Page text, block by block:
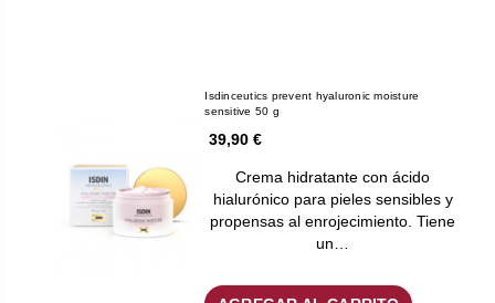
Isdinceutics prevent hyaluronic moisture
sensitive 50 g
39,90 €
Crema hidratante con ácido
hialurónico para pieles sensibles y
propensas al enrojecimiento. Tiene
un…